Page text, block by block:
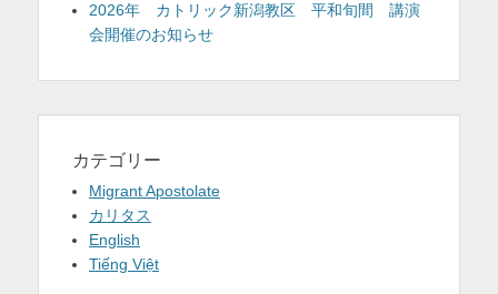
2026年 カトリック新潟教区 平和旬間 講演
会開催のお知らせ
カテゴリー
Migrant Apostolate
カリタス
English
Tiếng Việt